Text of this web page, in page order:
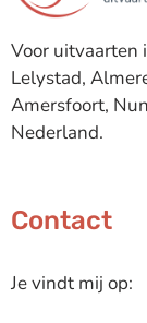
Voor uitvaarten
Lelystad,
Amersfoort,
Nederland.
Contact
Je vindt mij op: